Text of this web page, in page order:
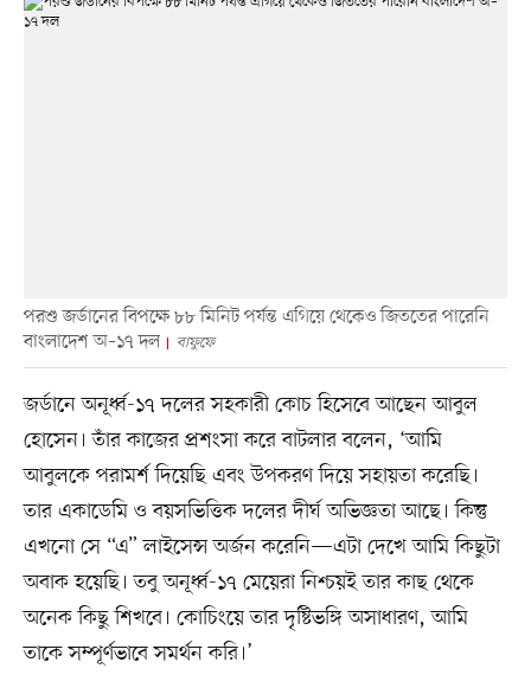
পরশু জর্ডানের বিপক্ষে ৮৮ মিনিট পর্যন্ত এগিয়ে থেকেও জিততের পারেনি
বাংলাদেশ অ–১৭ দল
বাফুফে
জর্ডানে অনূর্ধ্ব-১৭ দলের সহকারী কোচ হিসেবে আছেন আবুল
হোসেন। তাঁর কাজের প্রশংসা করে বাটলার বলেন, ‘আমি
আবুলকে পরামর্শ দিয়েছি এবং উপকরণ দিয়ে সহায়তা করেছি।
তার একাডেমি ও বয়সভিত্তিক দলের দীর্ঘ অভিজ্ঞতা আছে। কিন্তু
এখনো সে “এ” লাইসেন্স অর্জন করেনি—এটা দেখে আমি কিছুটা
অবাক হয়েছি। তবু অনূর্ধ্ব-১৭ মেয়েরা নিশ্চয়ই তার কাছ থেকে
অনেক কিছু শিখবে। কোচিংয়ে তার দৃষ্টিভঙ্গি অসাধারণ, আমি
তাকে সম্পূর্ণভাবে সমর্থন করি।’